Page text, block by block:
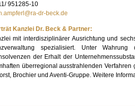
951285-10
h.ampferl@ra-dr-beck.de
Kanzlei Dr. Beck & Partner:
mit interdisziplinärer Ausrichtung und
spezialisiert. Unter
der Erhalt der
überregional ausstrahlenden
Brochier und Aventi-Gruppe. Weitere